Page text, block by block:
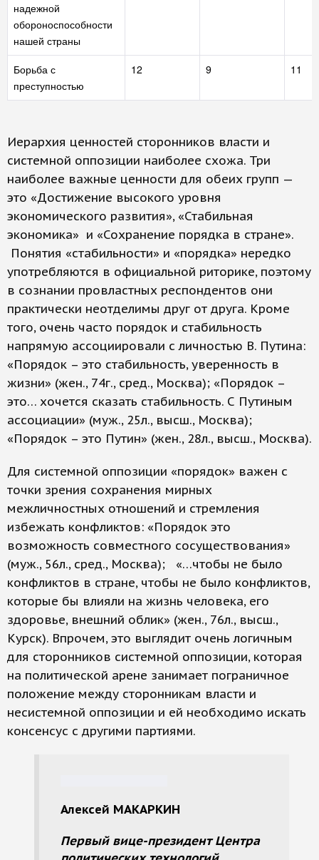
надежной
обороноспособности
нашей страны
Борьба с
преступностью
12 9 11
Иерархия ценностей сторонников власти и
системной оппозиции наиболее схожа. Три
наиболее важные ценности для обеих групп —
это «Достижение высокого уровня
экономического развития», «Стабильная
экономика» и «Сохранение порядка в стране».
Понятия «стабильности» и «порядка» нередко
употребляются в официальной риторике, поэтому
в сознании провластных респондентов они
практически неотделимы друг от друга. Кроме
того, очень часто порядок и стабильность
напрямую ассоциировали с личностью В. Путина:
«Порядок – это стабильность, уверенность в
жизни» (жен., 74г., сред., Москва); «Порядок –
это… хочется сказать стабильность. С Путиным
ассоциации» (муж., 25л., высш., Москва);
«Порядок – это Путин» (жен., 28л., высш., Москва).
Для системной оппозиции «порядок» важен с
точки зрения сохранения мирных
межличностных отношений и стремления
избежать конфликтов: «Порядок это
возможность совместного сосуществования»
(муж., 56л., сред., Москва); «…чтобы не было
конфликтов в стране, чтобы не было конфликтов,
которые бы влияли на жизнь человека, его
здоровье, внешний облик» (жен., 76л., высш.,
Курск). Впрочем, это выглядит очень логичным
для сторонников системной оппозиции, которая
на политической арене занимает пограничное
положение между сторонникам власти и
несистемной оппозиции и ей необходимо искать
консенсус с другими партиями.
Алексей МАКАРКИН
Первый вице-президент Центра